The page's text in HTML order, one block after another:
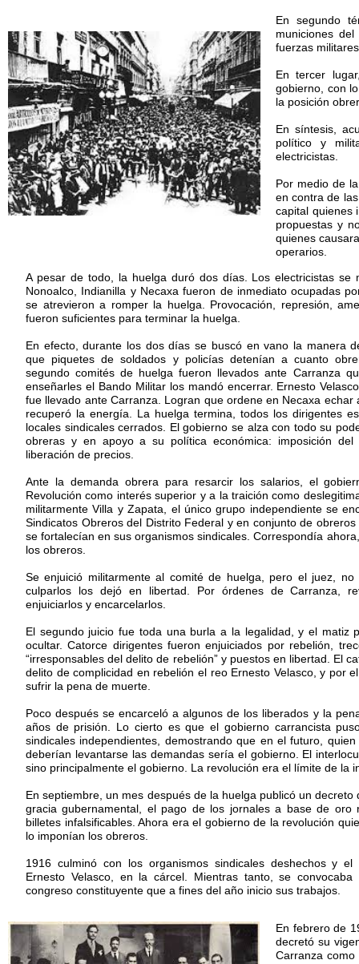
En segundo
municiones
fuerzas
En tercer
gobierno, con
la posición
En síntesis,
político y
electricistas.
Por medio de
en contra de
capital quienes
propuestas y
quienes
operarios.
A pesar de todo, la huelga duró dos días. Los electricistas se
Nonoalco, Indianilla y Necaxa fueron de inmediato ocupadas
se atrevieron a romper la huelga. Provocación, represión,
fueron suficientes para terminar la huelga.
En efecto, durante los dos días se buscó en vano la manera
que piquetes de soldados y policías detenían a cuanto
segundo comités de huelga fueron llevados ante Carranza
enseñarles el Bando Militar los mandó encerrar. Ernesto
fue llevado ante Carranza. Logran que ordene en Necaxa echar
recuperó la energía. La huelga termina, todos los dirigentes
locales sindicales cerrados. El gobierno se alza con todo su
obreras y en apoyo a su política económica: imposición del
liberación de precios.
Ante la demanda obrera para resarcir los salarios, el
Revolución como interés superior y a la traición como
militarmente Villa y Zapata, el único grupo independiente se
Sindicatos Obreros del Distrito Federal y en conjunto de
se fortalecían en sus organismos sindicales. Correspondía
los obreros.
Se enjuició militarmente al comité de huelga, pero el juez, no
culparlos los dejó en libertad. Por órdenes de Carranza,
enjuiciarlos y encarcelarlos.
El segundo juicio fue toda una burla a la legalidad, y el matiz
ocultar. Catorce dirigentes fueron enjuiciados por rebelión,
“irresponsables del delito de rebelión” y puestos en libertad. El
delito de complicidad en rebelión el reo Ernesto Velasco, y por
sufrir la pena de muerte.
Poco después se encarceló a algunos de los liberados y la
años de prisión. Lo cierto es que el gobierno carrancista
sindicales independientes, demostrando que en el futuro,
deberían levantarse las demandas sería el gobierno. El
sino principalmente el gobierno. La revolución era el límite de la
En septiembre, un mes después de la huelga publicó un
gracia gubernamental, el pago de los jornales a base de oro
billetes infalsificables. Ahora era el gobierno de la revolución
lo imponían los obreros.
1916 culminó con los organismos sindicales deshechos y
Ernesto Velasco, en la cárcel. Mientras tanto, se
congreso constituyente que a fines del año inicio sus trabajos.
En febrero de
decretó su
Carranza